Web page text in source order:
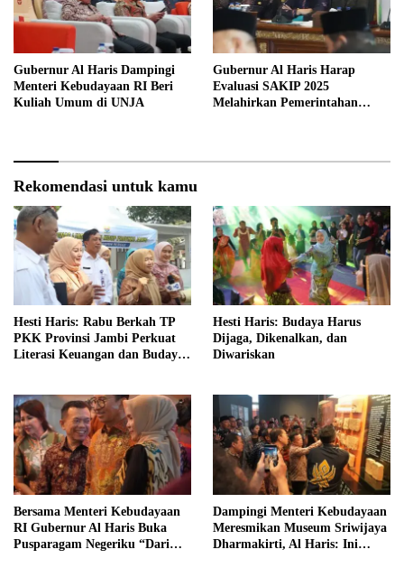
Gubernur Al Haris Dampingi
Menteri Kebudayaan RI Beri
Kuliah Umum di UNJA
Gubernur Al Haris Harap
Evaluasi SAKIP 2025
Melahirkan Pemerintahan
Rekomendasi untuk kamu
Hesti Haris: Rabu Berkah TP
PKK Provinsi Jambi Perkuat
Literasi Keuangan dan Budaya
Hesti Haris: Budaya Harus
Dijaga, Dikenalkan, dan
Diwariskan
Bersama Menteri Kebudayaan
RI Gubernur Al Haris Buka
Pusparagam Negeriku “Dari
Dampingi Menteri Kebudayaan
Meresmikan Museum Sriwijaya
Dharmakirti, Al Haris: Ini